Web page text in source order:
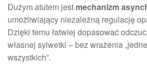
Dużym atutem jest mechanizm
umożliwiający niezależną regulację
Dzięki temu łatwiej dopasować
własnej sylwetki – bez wrażenia
wszystkich”.